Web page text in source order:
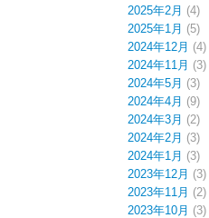
2025年2月 (4)
2025年1月 (5)
2024年12月 (4)
2024年11月 (3)
2024年5月 (3)
2024年4月 (9)
2024年3月 (2)
2024年2月 (3)
2024年1月 (3)
2023年12月 (3)
2023年11月 (2)
2023年10月 (3)